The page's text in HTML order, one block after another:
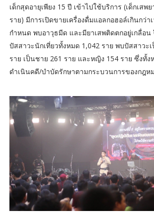
เด็กสุดอายุเพียง 15 ปี เข้าไปใช้บริการ (เด็กเสพ
ราย) มีการเปิดขายเครื่องดื่มแอลกอฮอล์เกินกว่า
กำหนด พบอาวุธมีด และมียาเสพติดตกอยู่เกลื่อน
ปัสสาวะนักเที่ยวทั้งหมด 1,042 ราย พบปัสสาวะ
ราย เป็นชาย 261 ราย และหญิง 154 ราย ซึ่งทั้ง
ดำเนินคดี/บำบัดรักษาตามกระบวนการของกฎห